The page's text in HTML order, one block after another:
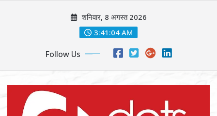
शनिवार, 8 अगस्त 2026
3:41:06 AM
Follow Us